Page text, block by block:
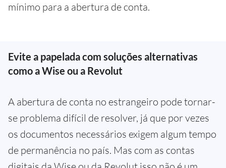
mínimo para a abertura de conta.
Evite a papelada com soluções alternativas
como a Wise ou a Revolut
A abertura de conta no estrangeiro pode tornar-
se problema difícil de resolver, já que por vezes
os documentos necessários exigem algum tempo
de permanência no país. Mas com as contas